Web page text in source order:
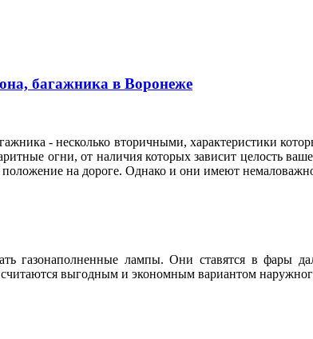
багажника в Воронеже
- несколько вторичными, характеристики
огни, от наличия которых зависит целость
на дороге. Однако и они имеют
газонаполненные лампы. Они ставятся в фары
выгодным и экономным вариантом